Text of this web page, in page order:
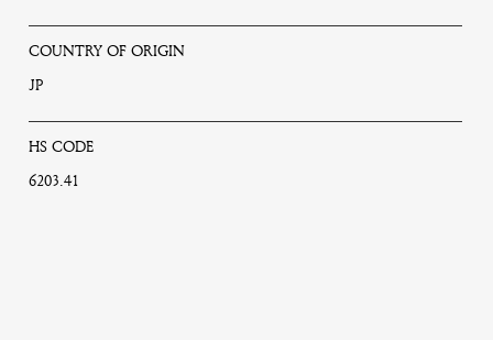
COUNTRY OF ORIGIN
JP
HS CODE
6203.41